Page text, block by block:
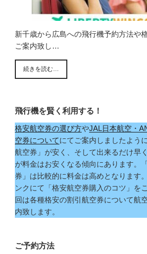
新千歳から広島への飛行機予約方法や
ご案内致し…
続きを読む…
飛行機を賢く利用する！
格安航空券の選び方やJAL日本航空・
空券についてにてご案内しましたよう
航空券」が安く、そして出来るだけ早
が料金はお安くなる傾向にあります。
券」は比較的に料金は高めとなります
ンクにて「格安航空券購入のコツ」を
回は各種格安の割引航空券について航
内致します。
ご予約方法